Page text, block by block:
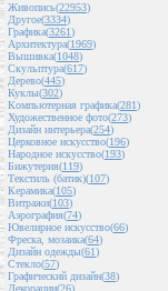
Живопись(22953)
Другое(3334)
Графика(3261)
Архитектура(1969)
Вышивка(1048)
Скульптура(617)
Дерево(445)
Куклы(302)
Компьютерная графика(281)
Художественное фото(273)
Дизайн интерьера(254)
Церковное искусство(196)
Народное искусство(193)
Бижутерия(119)
Текстиль (батик)(107)
Керамика(105)
Витражи(103)
Аэрография(74)
Ювелирное искусство(66)
Фреска, мозаика(64)
Дизайн одежды(61)
Стекло(57)
Графический дизайн(38)